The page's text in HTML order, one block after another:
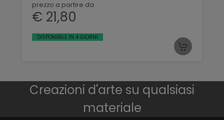
prezzo a partire da
€ 21,80
DISPONIBILE IN 4 GIORNI
Creazioni d'arte su qualsiasi
materiale